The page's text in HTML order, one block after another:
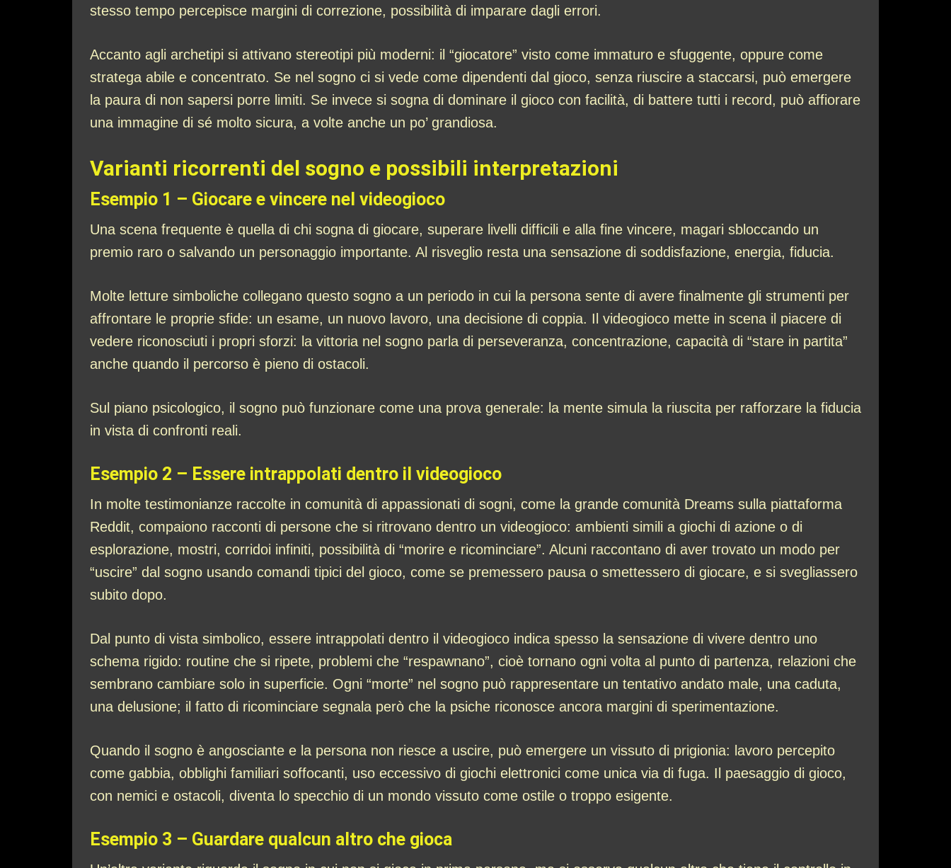
stesso tempo percepisce margini di correzione, possibilità di imparare dagli errori.
Accanto agli archetipi si attivano stereotipi più moderni: il “giocatore” visto come immaturo e sfuggente, oppure come
stratega abile e concentrato. Se nel sogno ci si vede come dipendenti dal gioco, senza riuscire a staccarsi, può emergere
la paura di non sapersi porre limiti. Se invece si sogna di dominare il gioco con facilità, di battere tutti i record, può affiorare
una immagine di sé molto sicura, a volte anche un po’ grandiosa.
Varianti ricorrenti del sogno e possibili interpretazioni
Esempio 1 – Giocare e vincere nel videogioco
Una scena frequente è quella di chi sogna di giocare, superare livelli difficili e alla fine vincere, magari sbloccando un
premio raro o salvando un personaggio importante. Al risveglio resta una sensazione di soddisfazione, energia, fiducia.
Molte letture simboliche collegano questo sogno a un periodo in cui la persona sente di avere finalmente gli strumenti per
affrontare le proprie sfide: un esame, un nuovo lavoro, una decisione di coppia. Il videogioco mette in scena il piacere di
vedere riconosciuti i propri sforzi: la vittoria nel sogno parla di perseveranza, concentrazione, capacità di “stare in partita”
anche quando il percorso è pieno di ostacoli.
Sul piano psicologico, il sogno può funzionare come una prova generale: la mente simula la riuscita per rafforzare la fiducia
in vista di confronti reali.
Esempio 2 – Essere intrappolati dentro il videogioco
In molte testimonianze raccolte in comunità di appassionati di sogni, come la grande comunità Dreams sulla piattaforma
Reddit, compaiono racconti di persone che si ritrovano dentro un videogioco: ambienti simili a giochi di azione o di
esplorazione, mostri, corridoi infiniti, possibilità di “morire e ricominciare”. Alcuni raccontano di aver trovato un modo per
“uscire” dal sogno usando comandi tipici del gioco, come se premessero pausa o smettessero di giocare, e si svegliassero
subito dopo.
Dal punto di vista simbolico, essere intrappolati dentro il videogioco indica spesso la sensazione di vivere dentro uno
schema rigido: routine che si ripete, problemi che “respawnano”, cioè tornano ogni volta al punto di partenza, relazioni che
sembrano cambiare solo in superficie. Ogni “morte” nel sogno può rappresentare un tentativo andato male, una caduta,
una delusione; il fatto di ricominciare segnala però che la psiche riconosce ancora margini di sperimentazione.
Quando il sogno è angosciante e la persona non riesce a uscire, può emergere un vissuto di prigionia: lavoro percepito
come gabbia, obblighi familiari soffocanti, uso eccessivo di giochi elettronici come unica via di fuga. Il paesaggio di gioco,
con nemici e ostacoli, diventa lo specchio di un mondo vissuto come ostile o troppo esigente.
Esempio 3 – Guardare qualcun altro che gioca